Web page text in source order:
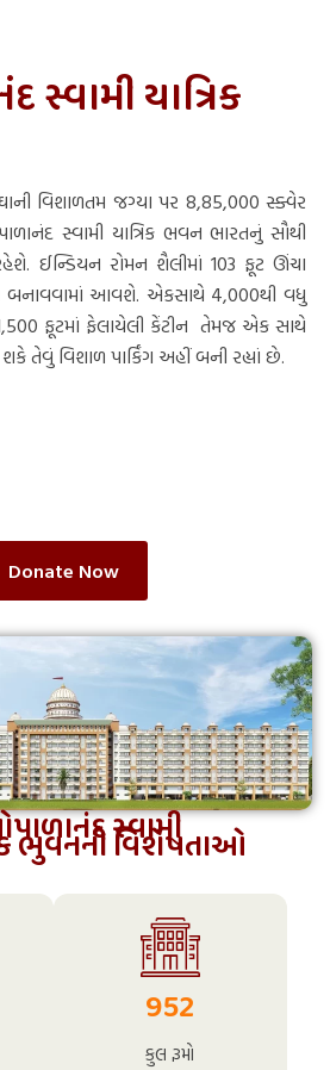
સ્વામી યાત્રિક
વિશાળતમ જગ્યા પર 8,85,000 સ્ક્વેર
સ્વામી યાત્રિક ભવન ભારતનું સૌથી
ઈન્ડિયન રોમન શૈલીમાં 103 ફૂટ ઊંચા
બનાવવામાં આવશે. એકસાથે 4,000થી વધુ
ફૂટમાં ફેલાયેલી કેંટીન તેમજ એક સાથે
તેવું વિશાળ પાર્કિંગ અહીં બની રહ્યાં છે.
Donate Now
સ્વામી
ભુવનની વિશેષતાઓ
952
કુલ રૂમો